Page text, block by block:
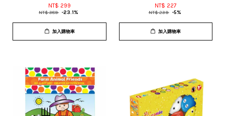
NT$ 299
NT$ 389 -23.1%
加入購物車
NT$ 227
NT$ 239 -5%
加入購物車